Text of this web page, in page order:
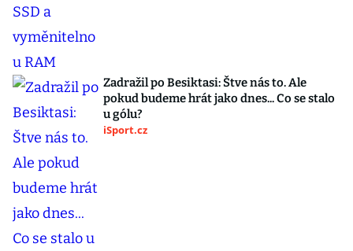
Zadražil po Besiktasi: Štve nás to. Ale
pokud budeme hrát jako dnes... Co se stalo
u gólu?
iSport.cz